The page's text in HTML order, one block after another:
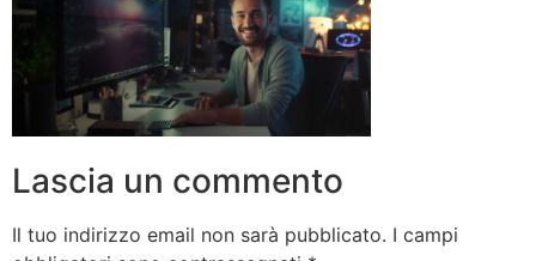
Lascia un commento
Il tuo indirizzo email non sarà pubblicato. I campi